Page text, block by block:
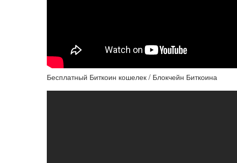
Бесплатный Биткоин кошелек / Блокчейн Биткоина